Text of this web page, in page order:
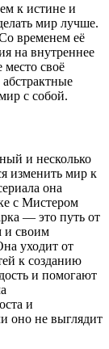
к истине и
мир лучше.
временем её
на внутреннее
место своё
абстрактные
с собой.
и несколько
изменить мир к
она
с Мистером
— это путь от
и своим
уходит от
к созданию
и помогают
и
оно не выглядит